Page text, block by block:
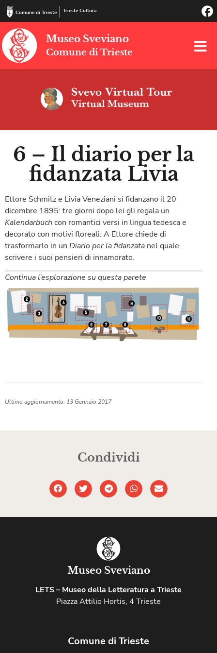
Comune di Trieste Trieste Cultura
Museo Sveviano
Comune di Trieste
6 – Il diario per la
fidanzata Livia
Ettore Schmitz e Livia Veneziani si fidanzano il 20
dicembre 1895: tre giorni dopo lei gli regala un
Kalendarbuch con romantici versi in lingua tedesca e
decorato con motivi floreali. A Ettore chiede di
trasformarlo in un Diario per la fidanzata nel quale
scrivere i suoi pensieri di innamorato.
Continua l’esplorazione su questa parete
Ultimo aggiornamento: 13 Gennaio 2017
Condividi
Museo Sveviano
LETS – Museo della Letteratura a Trieste
Piazza Attilio Hortis, 4 Trieste
Comune di Trieste